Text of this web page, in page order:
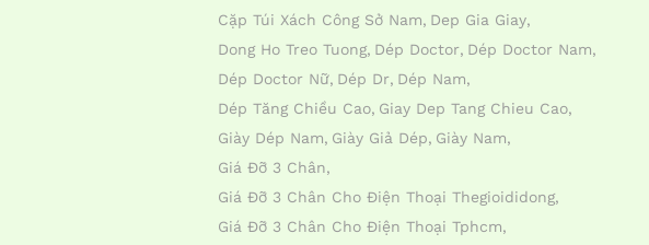
Cặp Túi Xách Công Sở Nam Dep Gia Giay
Dong Ho Treo Tuong Dép Doctor Dép Doctor Nam
Dép Doctor Nữ Dép Dr Dép Nam
Dép Tăng Chiều Cao Giay Dep Tang Chieu Cao
Giày Dép Nam Giày Giả Dép Giày Nam
Giá Đỡ 3 Chân
Giá Đỡ 3 Chân Cho Điện Thoại Thegioididong
Giá Đỡ 3 Chân Cho Điện Thoại Tphcm